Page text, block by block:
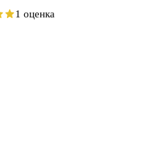
1 оценка